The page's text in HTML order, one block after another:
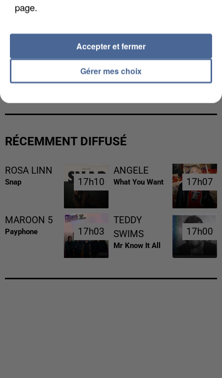
UNE TOURISTE DE L’OISE EMPORTÉE PAR UNE
RÉCEMMENT DIFFUSÉ
ROSA LINN
Snap 17h10
17h10
ANGELE
What You Want 17h07
17h07
MAROON 5
Payphone 17h03
17h03
TEDDY
SWIMS
Mr Know It All
17h00
17h00
page.
Gérer mes choix
Accepter et fermer